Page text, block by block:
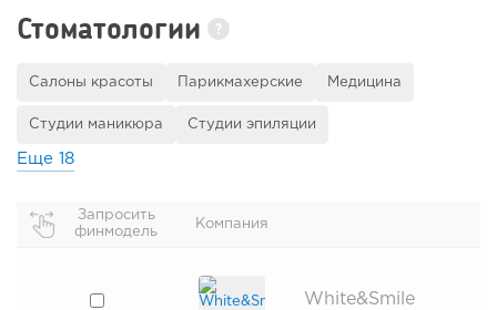
Стоматологии ?
Салоны красоты Парикмахерские Медицина
Студии маникюра Студии эпиляции
Еще 18
Запросить
финмодель
Компания
White&Smile